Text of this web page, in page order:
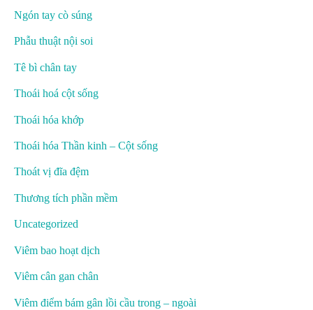
Ngón tay cò súng
Phẫu thuật nội soi
Tê bì chân tay
Thoái hoá cột sống
Thoái hóa khớp
Thoái hóa Thần kinh – Cột sống
Thoát vị đĩa đệm
Thương tích phần mềm
Uncategorized
Viêm bao hoạt dịch
Viêm cân gan chân
Viêm điểm bám gân lồi cầu trong – ngoài